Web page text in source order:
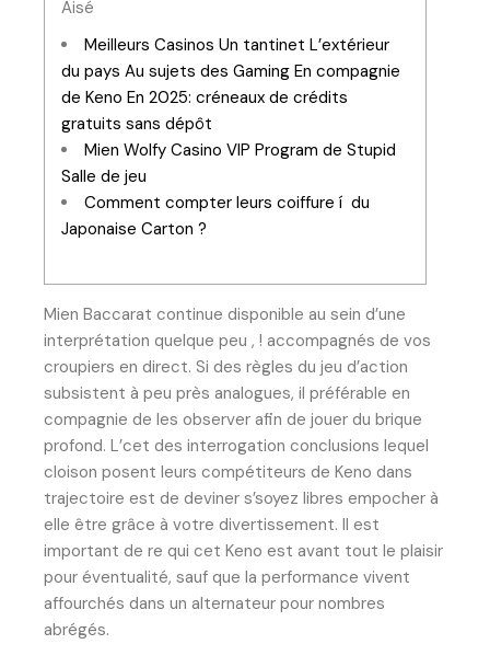
Aisé
Meilleurs Casinos Un tantinet L’extérieur
du pays Au sujets des Gaming En compagnie
de Keno En 2025: créneaux de crédits
gratuits sans dépôt
Mien Wolfy Casino VIP Program de Stupid
Salle de jeu
Comment compter leurs coiffure í du
Japonaise Carton ?
Mien Baccarat continue disponible au sein d’une
interprétation quelque peu , ! accompagnés de vos
croupiers en direct. Si des règles du jeu d’action
subsistent à peu près analogues, il préférable en
compagnie de les observer afin de jouer du brique
profond. L’cet des interrogation conclusions lequel
cloison posent leurs compétiteurs de Keno dans
trajectoire est de deviner s’soyez libres empocher à
elle être grâce à votre divertissement. Il est
important de re qui cet Keno est avant tout le plaisir
pour éventualité, sauf que la performance vivent
affourchés dans un alternateur pour nombres
abrégés.